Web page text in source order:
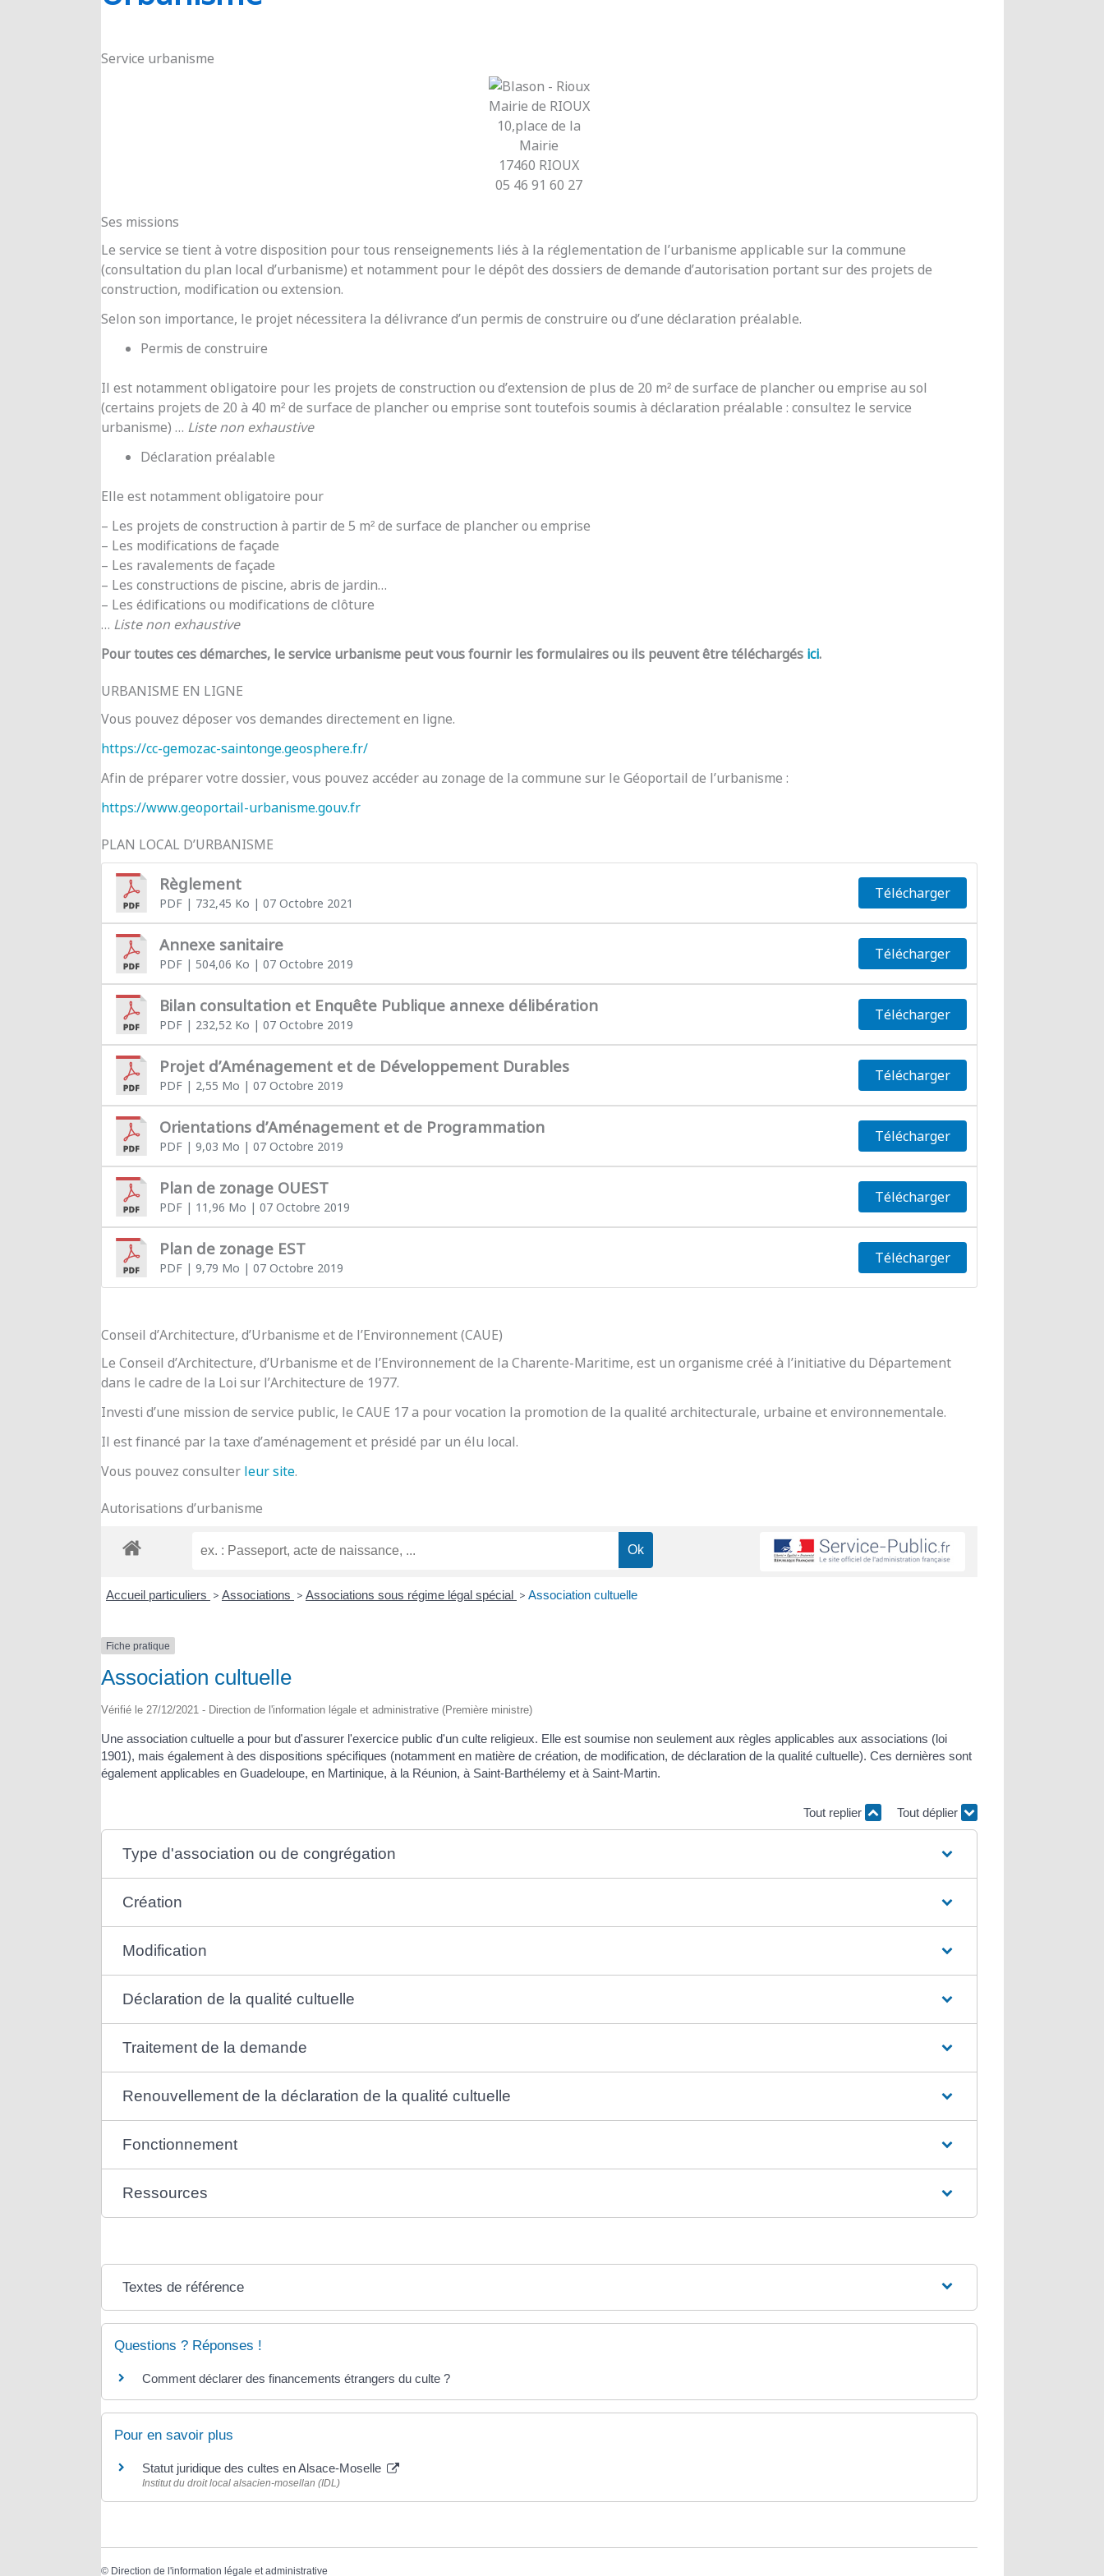
Service urbanisme
Mairie de RIOUX
10,place de la
Mairie
17460 RIOUX
05 46 91 60 27
Ses missions
Le service se tient à votre disposition pour tous renseignements liés à la réglementation de l’urbanisme applicable sur la commune
(consultation du plan local d’urbanisme) et notamment pour le dépôt des dossiers de demande d’autorisation portant sur des projets de
construction, modification ou extension.
Selon son importance, le projet nécessitera la délivrance d’un permis de construire ou d’une déclaration préalable.
Permis de construire
Il est notamment obligatoire pour les projets de construction ou d’extension de plus de 20 m² de surface de plancher ou emprise au sol
(certains projets de 20 à 40 m² de surface de plancher ou emprise sont toutefois soumis à déclaration préalable : consultez le service
urbanisme) … Liste non exhaustive
Déclaration préalable
Elle est notamment obligatoire pour
– Les projets de construction à partir de 5 m² de surface de plancher ou emprise
– Les modifications de façade
– Les ravalements de façade
– Les constructions de piscine, abris de jardin…
– Les édifications ou modifications de clôture
… Liste non exhaustive
Pour toutes ces démarches, le service urbanisme peut vous fournir les formulaires ou ils peuvent être téléchargés ici.
URBANISME EN LIGNE
Vous pouvez déposer vos demandes directement en ligne.
https://cc-gemozac-saintonge.geosphere.fr/
Afin de préparer votre dossier, vous pouvez accéder au zonage de la commune sur le Géoportail de l’urbanisme :
https://www.geoportail-urbanisme.gouv.fr
PLAN LOCAL D’URBANISME
Règlement
PDF| 732,45 Ko | 07 Octobre 2021
Télécharger
Annexe sanitaire
PDF| 504,06 Ko | 07 Octobre 2019
Télécharger
Bilan consultation et Enquête Publique annexe délibération
PDF| 232,52 Ko | 07 Octobre 2019
Télécharger
Projet d’Aménagement et de Développement Durables
PDF| 2,55 Mo | 07 Octobre 2019
Télécharger
Orientations d’Aménagement et de Programmation
PDF| 9,03 Mo | 07 Octobre 2019
Télécharger
Plan de zonage OUEST
PDF| 11,96 Mo | 07 Octobre 2019
Télécharger
Plan de zonage EST
PDF| 9,79 Mo | 07 Octobre 2019
Télécharger
Conseil d’Architecture, d’Urbanisme et de l’Environnement (CAUE)
Le Conseil d’Architecture, d’Urbanisme et de l’Environnement de la Charente-Maritime, est un organisme créé à l’initiative du Département
dans le cadre de la Loi sur l’Architecture de 1977.
Investi d’une mission de service public, le CAUE 17 a pour vocation la promotion de la qualité architecturale, urbaine et environnementale.
Il est financé par la taxe d’aménagement et présidé par un élu local.
Vous pouvez consulter leur site.
Autorisations d’urbanisme
Accueil particuliers > Associations > Associations sous régime légal spécial > Association cultuelle
Fiche pratique
Association cultuelle
Vérifié le 27/12/2021 - Direction de l'information légale et administrative (Première ministre)
Une association cultuelle a pour but d'assurer l'exercice public d'un culte religieux. Elle est soumise non seulement aux règles applicables aux associations (loi
1901), mais également à des dispositions spécifiques (notamment en matière de création, de modification, de déclaration de la qualité cultuelle). Ces dernières sont
également applicables en Guadeloupe, en Martinique, à la Réunion, à Saint-Barthélemy et à Saint-Martin.
Tout replier Tout déplier
Type d'association ou de congrégation
Création
Modification
Déclaration de la qualité cultuelle
Traitement de la demande
Renouvellement de la déclaration de la qualité cultuelle
Fonctionnement
Ressources
Textes de référence
Questions ? Réponses !
Comment déclarer des financements étrangers du culte ?
Pour en savoir plus
Statut juridique des cultes en Alsace-Moselle
Institut du droit local alsacien-mosellan (IDL)
© Direction de l'information légale et administrative